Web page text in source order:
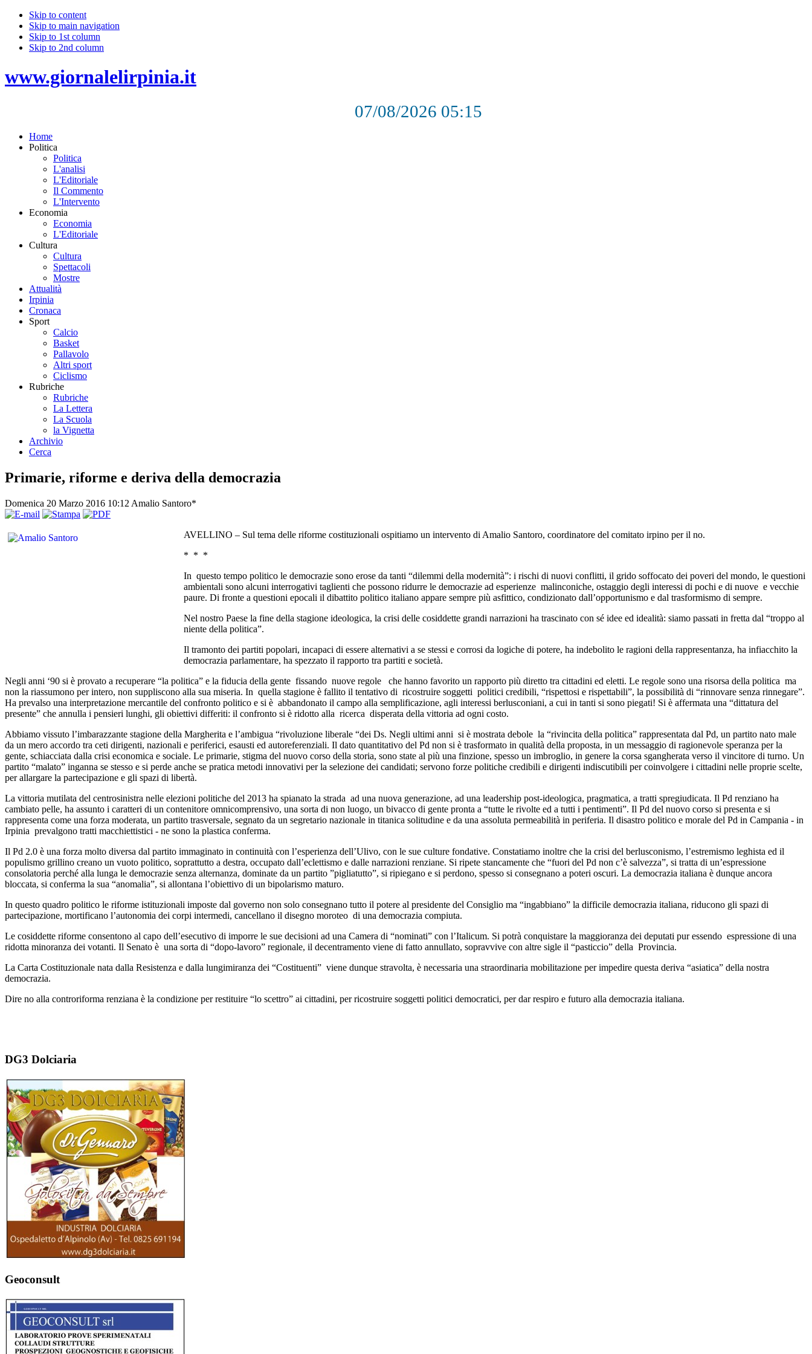
Skip to content
Skip to main navigation
Skip to 1st column
Skip to 2nd column
www.giornalelirpinia.it
07/08/2026 05:15
Home
Politica
Politica
L'analisi
L'Editoriale
Il Commento
L'Intervento
Economia
Economia
L'Editoriale
Cultura
Cultura
Spettacoli
Mostre
Attualità
Irpinia
Cronaca
Sport
Calcio
Basket
Pallavolo
Altri sport
Ciclismo
Rubriche
Rubriche
La Lettera
La Scuola
la Vignetta
Archivio
Cerca
Primarie, riforme e deriva della democrazia
Domenica 20 Marzo 2016 10:12 Amalio Santoro*
AVELLINO – Sul tema delle riforme costituzionali ospitiamo un intervento di Amalio Santoro, coordinatore del comitato irpino per il no.
* * *
In questo tempo politico le democrazie sono erose da tanti “dilemmi della modernità”: i rischi di nuovi conflitti, il grido soffocato dei poveri del mondo, le questioni
ambientali sono alcuni interrogativi taglienti che possono ridurre le democrazie ad esperienze malinconiche, ostaggio degli interessi di pochi e di nuove e vecchie
paure. Di fronte a questioni epocali il dibattito politico italiano appare sempre più asfittico, condizionato dall’opportunismo e dal trasformismo di sempre.
Nel nostro Paese la fine della stagione ideologica, la crisi delle cosiddette grandi narrazioni ha trascinato con sé idee ed idealità: siamo passati in fretta dal “troppo al
niente della politica”.
Il tramonto dei partiti popolari, incapaci di essere alternativi a se stessi e corrosi da logiche di potere, ha indebolito le ragioni della rappresentanza, ha infiacchito la
democrazia parlamentare, ha spezzato il rapporto tra partiti e società.
Negli anni ‘90 si è provato a recuperare “la politica” e la fiducia della gente fissando nuove regole che hanno favorito un rapporto più diretto tra cittadini ed eletti. Le regole sono una risorsa della politica ma
non la riassumono per intero, non suppliscono alla sua miseria. In quella stagione è fallito il tentativo di ricostruire soggetti politici credibili, “rispettosi e rispettabili”, la possibilità di “rinnovare senza rinnegare”.
Ha prevalso una interpretazione mercantile del confronto politico e si è abbandonato il campo alla semplificazione, agli interessi berlusconiani, a cui in tanti si sono piegati! Si è affermata una “dittatura del
presente” che annulla i pensieri lunghi, gli obiettivi differiti: il confronto si è ridotto alla ricerca disperata della vittoria ad ogni costo.
Abbiamo vissuto l’imbarazzante stagione della Margherita e l’ambigua “rivoluzione liberale “dei Ds. Negli ultimi anni si è mostrata debole la “rivincita della politica” rappresentata dal Pd, un partito nato male
da un mero accordo tra ceti dirigenti, nazionali e periferici, esausti ed autoreferenziali. Il dato quantitativo del Pd non si è trasformato in qualità della proposta, in un messaggio di ragionevole speranza per la
gente, schiacciata dalla crisi economica e sociale. Le primarie, stigma del nuovo corso della storia, sono state al più una finzione, spesso un imbroglio, in genere la corsa sgangherata verso il vincitore di turno. Un
partito “malato” inganna se stesso e si perde anche se pratica metodi innovativi per la selezione dei candidati; servono forze politiche credibili e dirigenti indiscutibili per coinvolgere i cittadini nelle proprie scelte,
per allargare la partecipazione e gli spazi di libertà.
La vittoria mutilata del centrosinistra nelle elezioni politiche del 2013 ha spianato la strada ad una nuova generazione, ad una leadership post-ideologica, pragmatica, a tratti spregiudicata. Il Pd renziano ha
cambiato pelle, ha assunto i caratteri di un contenitore omnicomprensivo, una sorta di non luogo, un bivacco di gente pronta a “tutte le rivolte ed a tutti i pentimenti”. Il Pd del nuovo corso si presenta e si
rappresenta come una forza moderata, un partito trasversale, segnato da un segretario nazionale in titanica solitudine e da una assoluta permeabilità in periferia. Il disastro politico e morale del Pd in Campania - in
Irpinia prevalgono tratti macchiettistici - ne sono la plastica conferma.
Il Pd 2.0 è una forza molto diversa dal partito immaginato in continuità con l’esperienza dell’Ulivo, con le sue culture fondative. Constatiamo inoltre che la crisi del berlusconismo, l’estremismo leghista ed il
populismo grillino creano un vuoto politico, soprattutto a destra, occupato dall’eclettismo e dalle narrazioni renziane. Si ripete stancamente che “fuori del Pd non c’è salvezza”, si tratta di un’espressione
consolatoria perché alla lunga le democrazie senza alternanza, dominate da un partito ”pigliatutto”, si ripiegano e si perdono, spesso si consegnano a poteri oscuri. La democrazia italiana è dunque ancora
bloccata, si conferma la sua “anomalia”, si allontana l’obiettivo di un bipolarismo maturo.
In questo quadro politico le riforme istituzionali imposte dal governo non solo consegnano tutto il potere al presidente del Consiglio ma “ingabbiano” la difficile democrazia italiana, riducono gli spazi di
partecipazione, mortificano l’autonomia dei corpi intermedi, cancellano il disegno moroteo di una democrazia compiuta.
Le cosiddette riforme consentono al capo dell’esecutivo di imporre le sue decisioni ad una Camera di “nominati” con l’Italicum. Si potrà conquistare la maggioranza dei deputati pur essendo espressione di una
ridotta minoranza dei votanti. Il Senato è una sorta di “dopo-lavoro” regionale, il decentramento viene di fatto annullato, sopravvive con altre sigle il “pasticcio” della Provincia.
La Carta Costituzionale nata dalla Resistenza e dalla lungimiranza dei “Costituenti” viene dunque stravolta, è necessaria una straordinaria mobilitazione per impedire questa deriva “asiatica” della nostra
democrazia.
Dire no alla controriforma renziana è la condizione per restituire “lo scettro” ai cittadini, per ricostruire soggetti politici democratici, per dar respiro e futuro alla democrazia italiana.
DG3 Dolciaria
Geoconsult